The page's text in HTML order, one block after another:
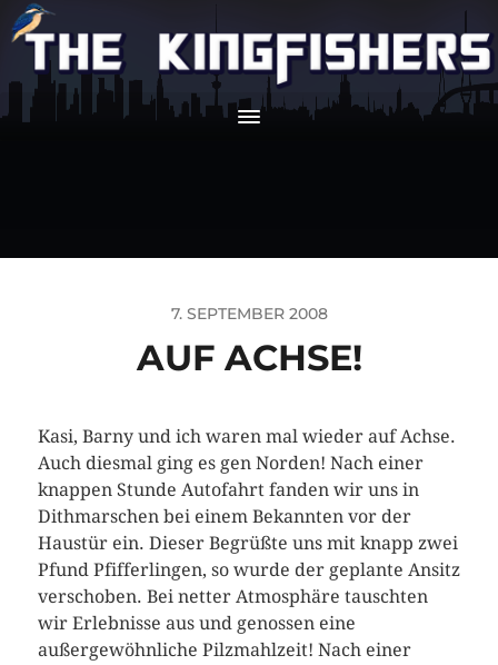
7. SEPTEMBER 2008
AUF ACHSE!
Kasi, Barny und ich waren mal wieder auf Achse.
Auch diesmal ging es gen Norden! Nach einer
knappen Stunde Autofahrt fanden wir uns in
Dithmarschen bei einem Bekannten vor der
Haustür ein. Dieser Begrüßte uns mit knapp zwei
Pfund Pfifferlingen, so wurde der geplante Ansitz
verschoben. Bei netter Atmosphäre tauschten
wir Erlebnisse aus und genossen eine
außergewöhnliche Pilzmahlzeit! Nach einer